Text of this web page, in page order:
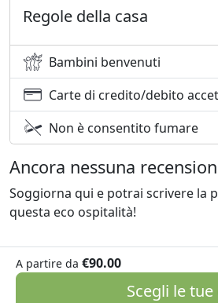
Regole della casa
Bambini benvenuti
Carte di credito/debito
Non è consentito fumare
Ancora nessuna
Soggiorna qui e potrai scrivere la
questa eco ospitalità!
A partire da €90.00
Scegli le